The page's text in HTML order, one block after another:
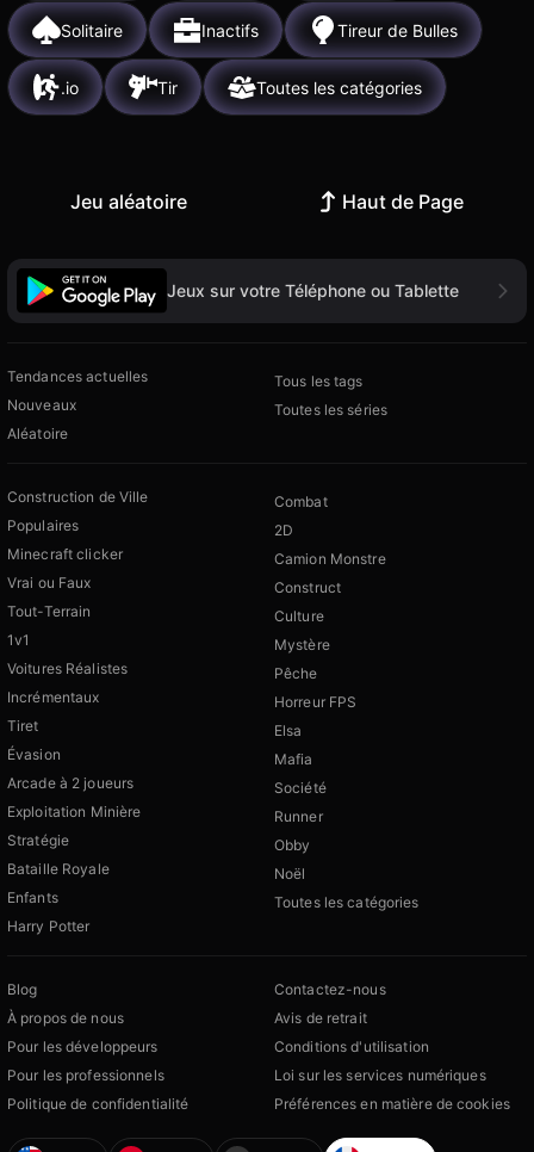
Solitaire Inactifs Tireur de Bulles
.io Tir Toutes les catégories
Jeu aléatoire Haut de Page
Jeux sur votre Téléphone ou Tablette
Tendances actuelles
Nouveaux
Aléatoire
Tous les tags
Toutes les séries
Construction de Ville
Populaires
Minecraft clicker
Vrai ou Faux
Tout-Terrain
1v1
Voitures Réalistes
Incrémentaux
Tiret
Évasion
Arcade à 2 joueurs
Exploitation Minière
Stratégie
Bataille Royale
Enfants
Harry Potter
Combat
2D
Camion Monstre
Construct
Culture
Mystère
Pêche
Horreur FPS
Elsa
Mafia
Société
Runner
Obby
Noël
Toutes les catégories
Blog
À propos de nous
Pour les développeurs
Pour les professionnels
Politique de confidentialité
Contactez-nous
Avis de retrait
Conditions d'utilisation
Loi sur les services numériques
Préférences en matière de cookies